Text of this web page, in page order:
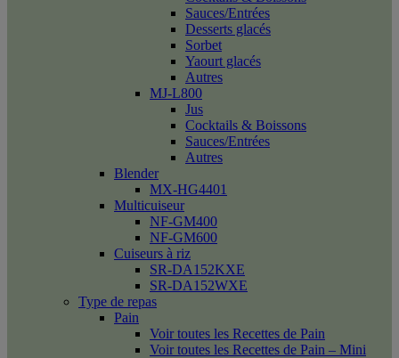
Sauces/Entrées
Desserts glacés
Sorbet
Yaourt glacés
Autres
MJ-L800
Jus
Cocktails & Boissons
Sauces/Entrées
Autres
Blender
MX-HG4401
Multicuiseur
NF-GM400
NF-GM600
Cuiseurs à riz
SR-DA152KXE
SR-DA152WXE
Type de repas
Pain
Voir toutes les Recettes de Pain
Voir toutes les Recettes de Pain – Mini